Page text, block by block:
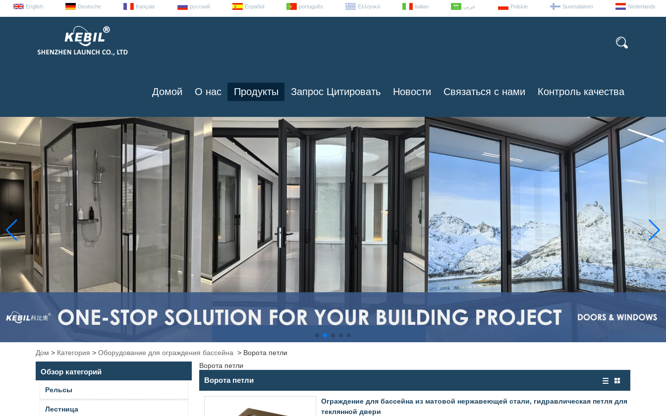
English Deutsche français русский Español português Ελληνικά Italian عربى Polskie Suomalainen Nederlands
Домой О нас Продукты Запрос Цитировать Новости Связаться с нами Контроль качества
Дом > Категория > Оборудование для ограждения бассейна > Ворота петли
Обзор категорий
Рельсы
Лестница
Ворота петли
Ворота петли
Ограждение для бассейна из матовой нержавеющей стали, гидравлическая петля для с
теклянной двери